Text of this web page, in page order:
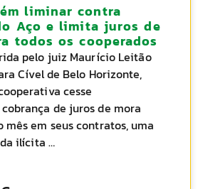
liminar contra
Aço e limita juros de
todos os cooperados
pelo juiz Maurício Leitão
Cível de Belo Horizonte,
cesse
de juros de mora
mês em seus contratos, uma
ilícita …